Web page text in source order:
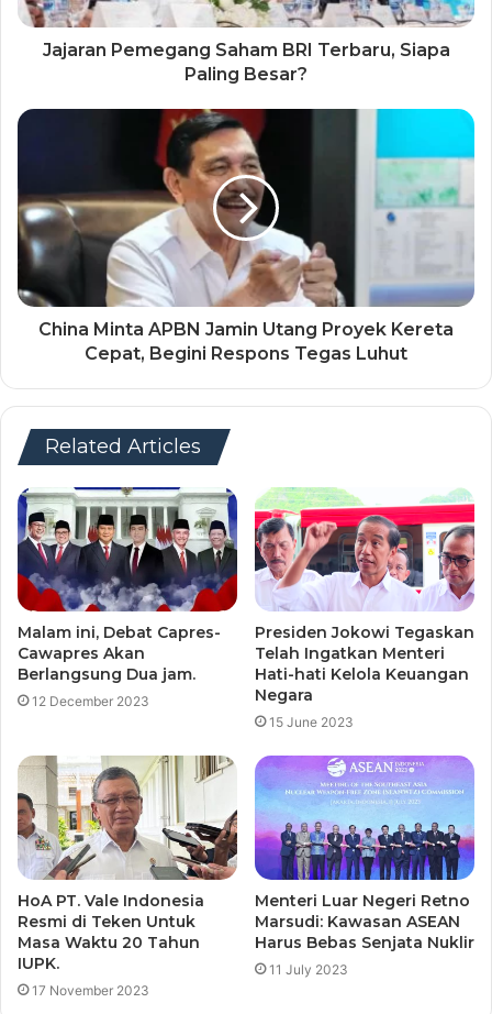
Jajaran Pemegang Saham BRI Terbaru, Siapa
Paling Besar?
China Minta APBN Jamin Utang Proyek Kereta
Cepat, Begini Respons Tegas Luhut
Related Articles
Malam ini, Debat Capres-
Cawapres Akan
Berlangsung Dua jam.
12 December 2023
Presiden Jokowi Tegaskan
Telah Ingatkan Menteri
Hati-hati Kelola Keuangan
Negara
15 June 2023
HoA PT. Vale Indonesia
Resmi di Teken Untuk
Masa Waktu 20 Tahun
IUPK.
17 November 2023
Menteri Luar Negeri Retno
Marsudi: Kawasan ASEAN
Harus Bebas Senjata Nuklir
11 July 2023